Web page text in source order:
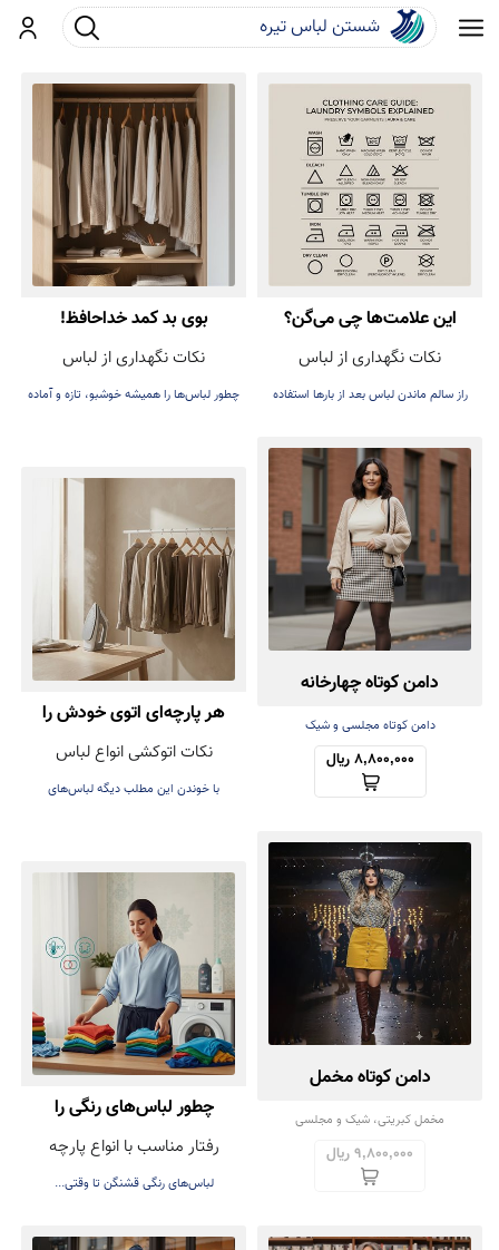
ورودجست و جو
این علامت‌ها چی می‌گن؟
نکات نگهداری از لباس
راز سالم ماندن لباس بعد از بارها استفاده
بوی بد کمد خداحافظ!
نکات نگهداری از لباس
چطور لباس‌ها را همیشه خوشبو، تازه و آماده
دامن کوتاه چهارخانه
دامن کوتاه مجلسی و شیک
8,800,000 ریال
هر پارچه‌ای اتوی خودش را
دارد! راهنمای اتوکشی بدون
آسیب
نکات اتوکشی انواع لباس
با خوندن این مطلب دیگه لباس‌های
دامن کوتاه مخمل
مخمل کبریتی، شیک و مجلسی
9,800,000 ریال
چطور لباس‌های رنگی را
بشوییم تا رنگشان نرود؟
رفتار مناسب با انواع پارچه
لباس‌های رنگی قشنگن تا وقتی...